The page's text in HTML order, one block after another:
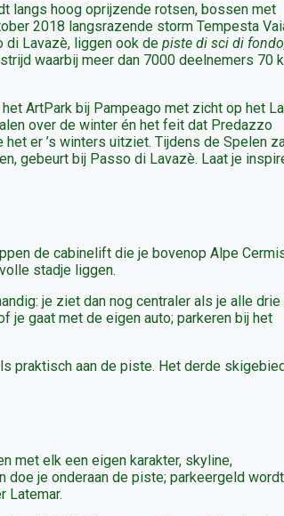
langs hoog oprijzende rotsen, bossen met
2018 langsrazende storm Tempesta
di Lavazè, liggen ook de piste di sci di
waarbij meer dan 7000 deelnemers 70
ArtPark bij Pampeago met zicht op het
over de winter én het feit dat Predazzo
er ’s winters uitziet. Tijdens de Spelen
gebeurt bij Passo di Lavazè. Laat je
de cabinelift die je bovenop Alpe
stadje liggen.
je ziet dan nog centraler als je alle drie
je gaat met de eigen auto; parkeren bij het
praktisch aan de piste. Het derde
met elk een eigen karakter, skyline,
je onderaan de piste; parkeergeld
Latemar.